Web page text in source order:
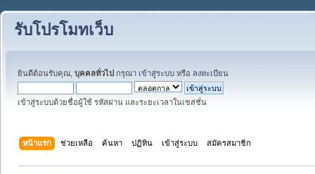
รับโปรโมทเว็บ
ยินดีต้อนรับคุณ, บุคคลทั่วไป กรุณา เข้าสู่ระบบ หรือ ลงทะเบียน
เข้าสู่ระบบด้วยชื่อผู้ใช้ รหัสผ่าน และระยะเวลาในเซสชั่น
หน้าแรก ช่วยเหลือ ค้นหา ปฏิทิน เข้าสู่ระบบ สมัครสมาชิก